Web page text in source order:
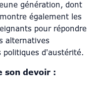
génération, dont
également les
pour répondre
alternatives
d'austérité.
son devoir :